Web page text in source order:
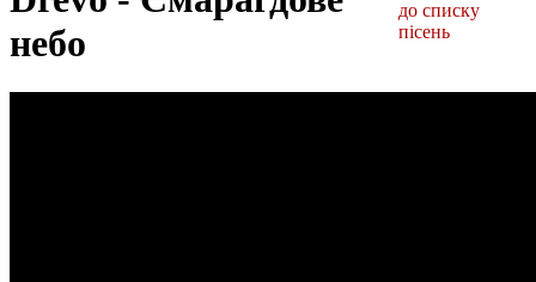
небо
до списку
пісень